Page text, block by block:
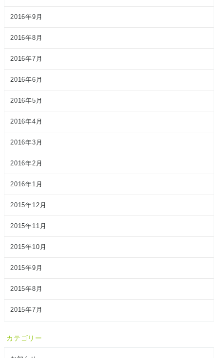
2016年9月
2016年8月
2016年7月
2016年6月
2016年5月
2016年4月
2016年3月
2016年2月
2016年1月
2015年12月
2015年11月
2015年10月
2015年9月
2015年8月
2015年7月
カテゴリー